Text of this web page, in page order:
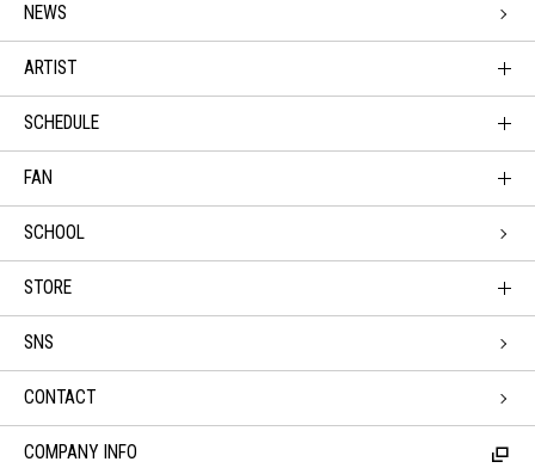
NEWS
ARTIST
SCHEDULE
FAN
SCHOOL
STORE
SNS
CONTACT
COMPANY INFO